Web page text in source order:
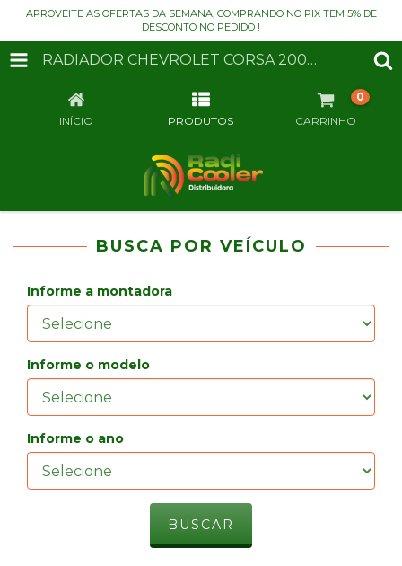
APROVEITE AS OFERTAS DA SEMANA, COMPRANDO NO PIX TEM 5% DE
DESCONTO NO PEDIDO !
RADIADOR CHEVROLET CORSA 2003 À 2008 / MONTANA 2003 2009 1.0 / 1.4 / 1.8
INÍCIO PRODUTOS CARRINHO
0
BUSCA POR VEÍCULO
Informe a montadora
Informe o modelo
Informe o ano